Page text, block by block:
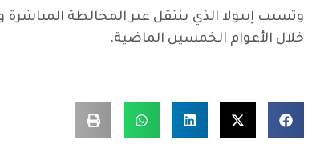
خلال الأعوام الخمسين الماضية.